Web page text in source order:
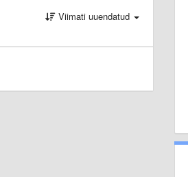
Viimati uuendatud